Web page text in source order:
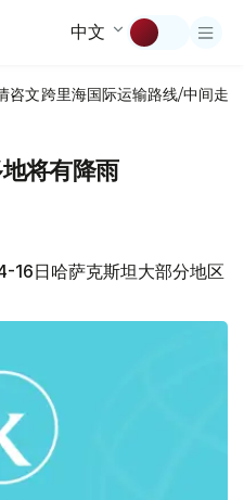
中文
咨文跨里海国际运输路线/中间走廊
将有降雨
16日哈萨克斯坦大部分地区